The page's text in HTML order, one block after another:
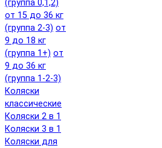
(группа 0,1,2)
от 15 до 36 кг
(группа 2-3) от
9 до 18 кг
(группа 1+) от
9 до 36 кг
(группа 1-2-3)
Коляски
классические
Коляски 2 в 1
Коляски 3 в 1
Коляски для